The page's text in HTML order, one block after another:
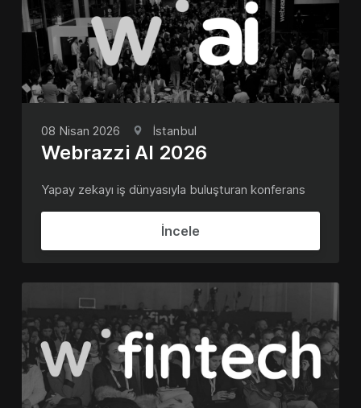
08 Nisan 2026 İstanbul
Webrazzi AI 2026
Yapay zekayı iş dünyasıyla buluşturan konferans
İncele